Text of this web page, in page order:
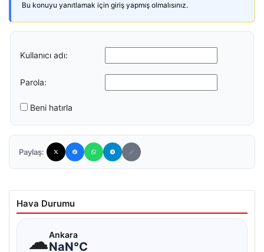
Bu konuyu yanıtlamak için giriş yapmış olmalısınız.
Kullanıcı adı:
Parola:
Beni hatırla
Paylaş:
Hava Durumu
☁Ankara
NaN°C